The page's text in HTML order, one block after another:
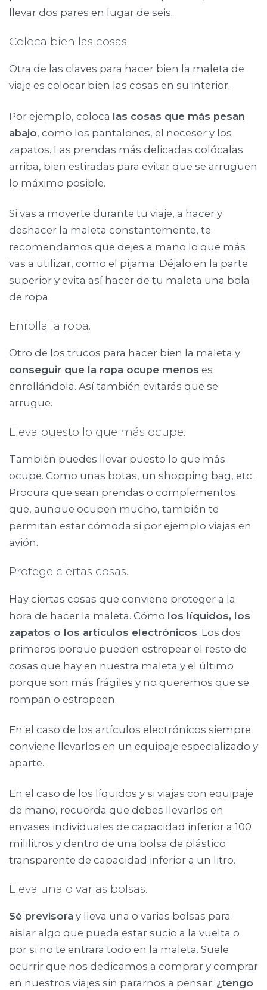
llevar dos pares en lugar de seis.
Coloca bien las cosas.
Otra de las claves para hacer bien la maleta de
viaje es colocar bien las cosas en su interior.
Por ejemplo, coloca las cosas que más pesan
abajo, como los pantalones, el neceser y los
zapatos. Las prendas más delicadas colócalas
arriba, bien estiradas para evitar que se arruguen
lo máximo posible.
Si vas a moverte durante tu viaje, a hacer y
deshacer la maleta constantemente, te
recomendamos que dejes a mano lo que más
vas a utilizar, como el pijama. Déjalo en la parte
superior y evita así hacer de tu maleta una bola
de ropa.
Enrolla la ropa.
Otro de los trucos para hacer bien la maleta y
conseguir que la ropa ocupe menos es
enrollándola. Así también evitarás que se
arrugue.
Lleva puesto lo que más ocupe.
También puedes llevar puesto lo que más
ocupe. Como unas botas, un shopping bag, etc.
Procura que sean prendas o complementos
que, aunque ocupen mucho, también te
permitan estar cómoda si por ejemplo viajas en
avión.
Protege ciertas cosas.
Hay ciertas cosas que conviene proteger a la
hora de hacer la maleta. Cómo los líquidos, los
zapatos o los artículos electrónicos. Los dos
primeros porque pueden estropear el resto de
cosas que hay en nuestra maleta y el último
porque son más frágiles y no queremos que se
rompan o estropeen.
En el caso de los artículos electrónicos siempre
conviene llevarlos en un equipaje especializado y
aparte.
En el caso de los líquidos y si viajas con equipaje
de mano, recuerda que debes llevarlos en
envases individuales de capacidad inferior a 100
mililitros y dentro de una bolsa de plástico
transparente de capacidad inferior a un litro.
Lleva una o varias bolsas.
Sé previsora y lleva una o varias bolsas para
aislar algo que pueda estar sucio a la vuelta o
por si no te entrara todo en la maleta. Suele
ocurrir que nos dedicamos a comprar y comprar
en nuestros viajes sin pararnos a pensar: ¿tengo